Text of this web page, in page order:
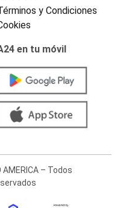
y Condiciones
en tu móvil
– Todos